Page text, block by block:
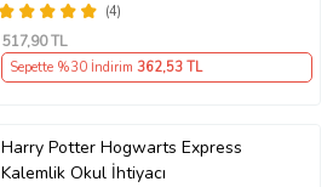
(4)
517,90 TL
Sepette %30 İndirim 362,53 TL
Harry Potter Hogwarts Express
Kalemlik Okul İhtiyacı